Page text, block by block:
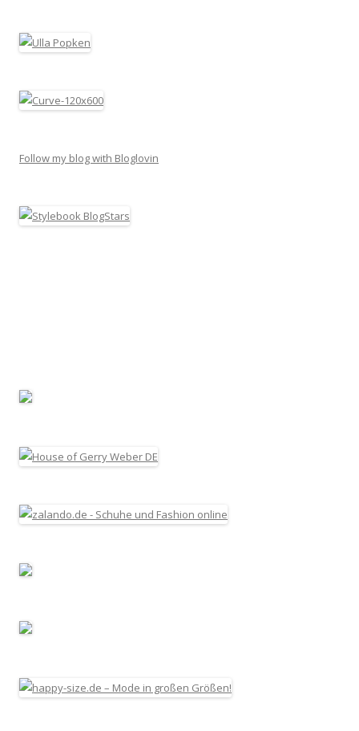
Follow my blog with Bloglovin